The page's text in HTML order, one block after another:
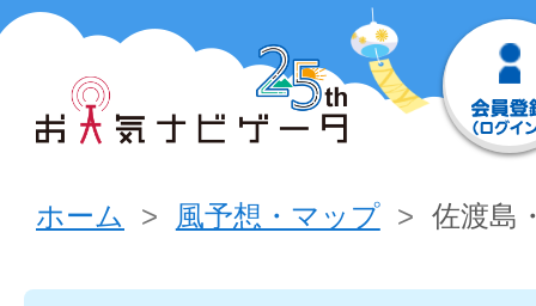
ホーム 風予想・マップ 佐渡島